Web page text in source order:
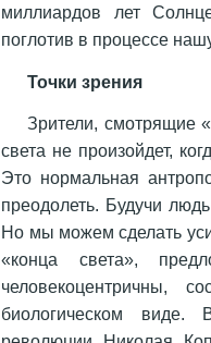
миллиардов лет
поглотив в процессе
Точки зрения
Зрители, смотрящие
света не произойдет,
Это нормальная
преодолеть. Будучи
Но мы можем сделать
«конца света»,
человекоцентричны,
биологическом виде.